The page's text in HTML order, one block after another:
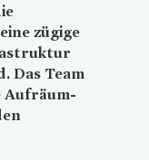
zügige
Das Team